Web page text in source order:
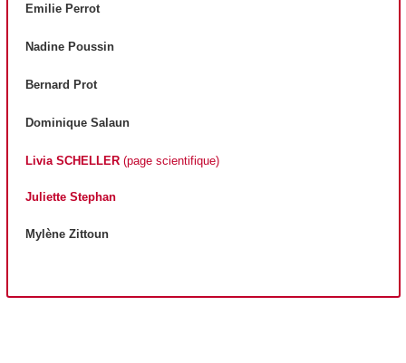
Emilie Perrot
Nadine Poussin
Bernard Prot
Dominique Salaun
Livia SCHELLER (page scientifique)
Juliette Stephan
Mylène Zittoun